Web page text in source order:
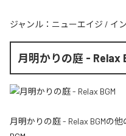
ジャンル： ニューエイジ / イ
月明かりの庭 - Relax
月明かりの庭 - Relax BGMの他